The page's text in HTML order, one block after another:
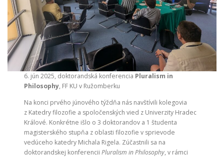
6. jún 2025, doktorandská konferencia Pluralism in
Philosophy, FF KU v Ružomberku
Na konci prvého júnového týždňa nás navštívili kolegovia
z Katedry filozofie a spoločenských vied z Univerzity Hradec
Králové. Konkrétne išlo o 3 doktorandov a 1 študenta
magisterského stupňa z oblasti filozofie v sprievode
vedúceho katedry Michala Rigela. Zúčastnili sa na
doktorandskej konferenciiPluralism in Philosophy, v rámci